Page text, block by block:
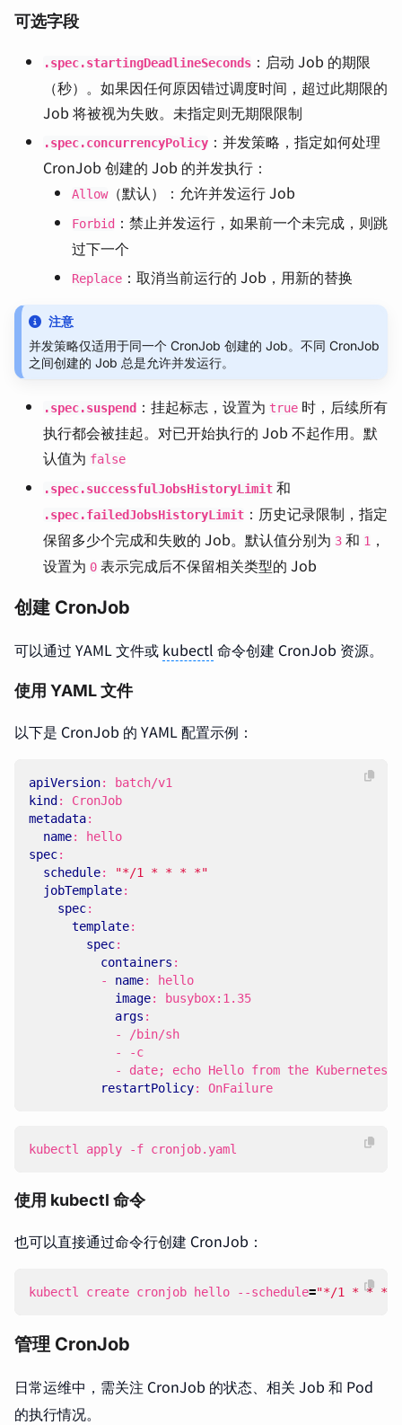
可选字段
.spec.startingDeadlineSeconds ：启动 Job 的期限
（秒）。如果因任何原因错过调度时间，超过此期限的
Job 将被视为失败。未指定则无期限限制
.spec.concurrencyPolicy ：并发策略，指定如何处理
CronJob 创建的 Job 的并发执行：
Allow（默认）：允许并发运行 Job
Forbid ：禁止并发运行，如果前一个未完成，则跳
过下一个
Replace ：取消当前运行的 Job，用新的替换
注意
并发策略仅适用于同一个 CronJob 创建的 Job。不同 CronJob
之间创建的 Job 总是允许并发运行。
.spec.suspend ：挂起标志，设置为 true 时，后续所有
执行都会被挂起。对已开始执行的 Job 不起作用。默
认值为 false
.spec.successfulJobsHistoryLimit 和
.spec.failedJobsHistoryLimit ：历史记录限制，指定
保留多少个完成和失败的 Job。默认值分别为 3 和 1 ，
设置为 0 表示完成后不保留相关类型的 Job
创建 CronJob
可以通过 YAML 文件或 kubectl 命令创建 CronJob 资源。
使用 YAML 文件
以下是 CronJob 的 YAML 配置示例：
apiVersion:
batch/v1
kind :
CronJob
metadata:
name:
hello
spec:
schedule:
"*/1 * * * *"
jobTemplate:
spec:
template:
spec:
containers :
- name:
hello
image:
busybox:1.35
args :
-
/bin/sh
- -c
- date; echo Hello from the Kubernetes
restartPolicy: OnFailure
kubectl apply -f cronjob.yaml
使用 kubectl 命令
也可以直接通过命令行创建 CronJob：
kubectl create cronjob hello --schedule="*/1 * * *
管理 CronJob
日常运维中，需关注 CronJob 的状态、相关 Job 和 Pod
的执行情况。